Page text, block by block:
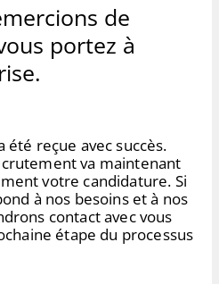
de
portez à
été reçue avec succès.
va maintenant
votre candidature. Si
à nos besoins et à nos
contact avec vous
étape du processus